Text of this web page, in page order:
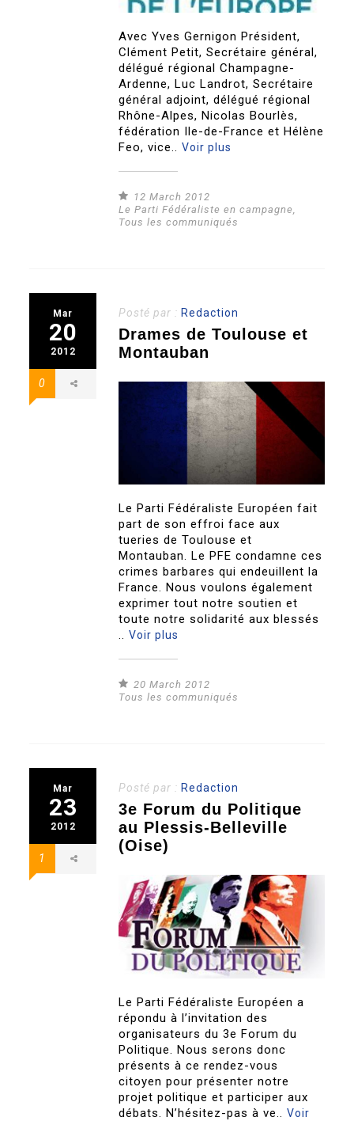
Avec Yves Gernigon Président,
Clément Petit, Secrétaire général,
délégué régional Champagne-
Ardenne, Luc Landrot, Secrétaire
général adjoint, délégué régional
Rhône-Alpes, Nicolas Bourlès,
fédération Ile-de-France et Hélène
Feo, vice..Voir plus
12 March 2012
Le Parti Fédéraliste en campagne
Tous les communiqués
Mar
20
2012
0
Posté par : Redaction
Drames de Toulouse et
Montauban
Le Parti Fédéraliste Européen fait
part de son effroi face aux
tueries de Toulouse et
Montauban. Le PFE condamne ces
crimes barbares qui endeuillent la
France. Nous voulons également
exprimer tout notre soutien et
toute notre solidarité aux blessés
..Voir plus
20 March 2012
Tous les communiqués
Mar
23
2012
1
Posté par : Redaction
3e Forum du Politique
au Plessis-Belleville
(Oise)
Le Parti Fédéraliste Européen a
répondu à l’invitation des
organisateurs du 3e Forum du
Politique. Nous serons donc
présents à ce rendez-vous
citoyen pour présenter notre
projet politique et participer aux
débats. N’hésitez-pas à ve..Voir